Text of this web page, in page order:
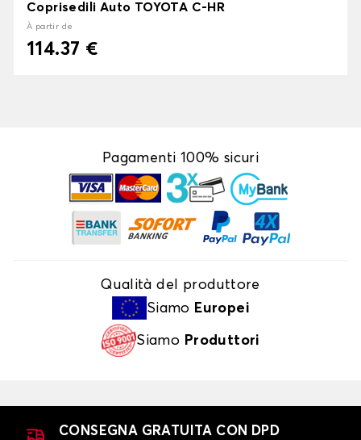
Coprisedili Auto TOYOTA C-HR
À partir de
114.37 €
Pagamenti 100% sicuri
Qualità del produttore
Siamo Europei
Siamo Produttori
CONSEGNA GRATUITA CON DPD